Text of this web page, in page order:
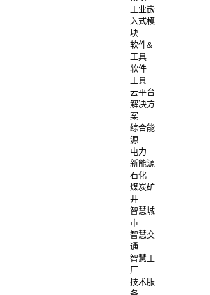
工业嵌
入式模
块
软件&
工具
软件
工具
云平台
解决方
案
综合能
源
电力
新能源
石化
煤炭矿
井
智慧城
市
智慧交
通
智慧工
厂
技术服